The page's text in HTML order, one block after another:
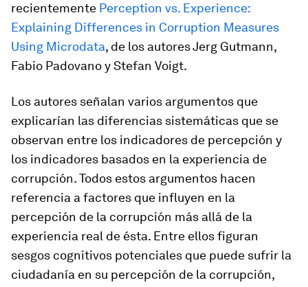
recientemente Perception vs. Experience:
Explaining Differences in Corruption Measures
Using Microdata, de los autores Jerg Gutmann,
Fabio Padovano y Stefan Voigt.
Los autores señalan varios argumentos que
explicarían las diferencias sistemáticas que se
observan entre los indicadores de percepción y
los indicadores basados en la experiencia de
corrupción. Todos estos argumentos hacen
referencia a factores que influyen en la
percepción de la corrupción más allá de la
experiencia real de ésta. Entre ellos figuran
sesgos cognitivos potenciales que puede sufrir la
ciudadanía en su percepción de la corrupción,